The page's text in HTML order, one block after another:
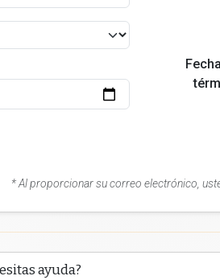
* Al proporcionar su correo electrónico,
ayuda?